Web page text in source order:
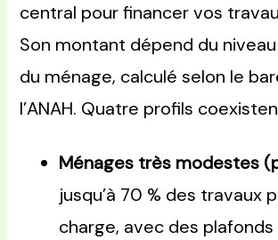
central pour financer vos
Son montant dépend du
du ménage, calculé selon le
l’ANAH. Quatre profils
Ménages très modestes
jusqu’à 70 % des travaux
charge, avec des